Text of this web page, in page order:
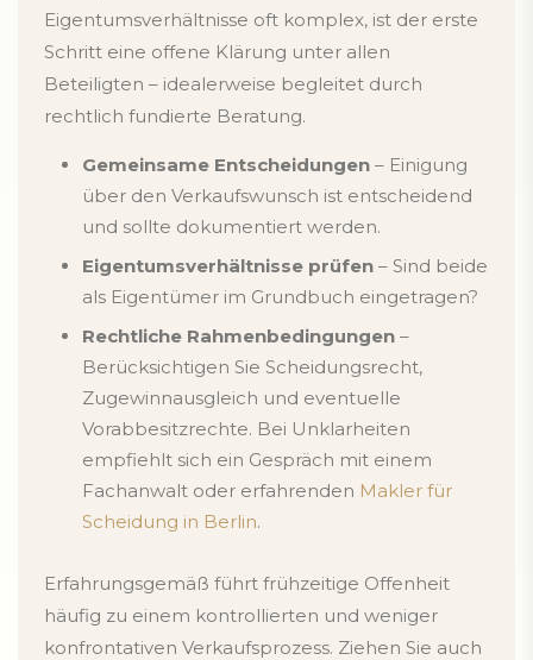
Eigentumsverhältnisse oft komplex, ist der erste
Schritt eine offene Klärung unter allen
Beteiligten – idealerweise begleitet durch
rechtlich fundierte Beratung.
Gemeinsame Entscheidungen – Einigung
über den Verkaufswunsch ist entscheidend
und sollte dokumentiert werden.
Eigentumsverhältnisse prüfen – Sind beide
als Eigentümer im Grundbuch eingetragen?
Rechtliche Rahmenbedingungen –
Berücksichtigen Sie Scheidungsrecht,
Zugewinnausgleich und eventuelle
Vorabbesitzrechte. Bei Unklarheiten
empfiehlt sich ein Gespräch mit einem
Fachanwalt oder erfahrenden Makler für
Scheidung in Berlin.
Erfahrungsgemäß führt frühzeitige Offenheit
häufig zu einem kontrollierten und weniger
konfrontativen Verkaufsprozess. Ziehen Sie auch